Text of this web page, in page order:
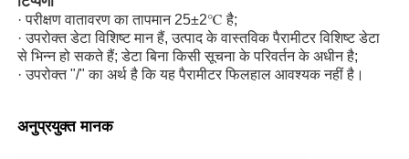
फैक्टरी यात्रा
· परीक्षण वातावरण का तापमान 25±2℃ है;
· उपरोक्त डेटा विशिष्ट मान हैं, उत्पाद के वास्तविक पैरामीटर विशिष्ट डेटा
से भिन्न हो सकते हैं; डेटा बिना किसी सूचना के परिवर्तन के अधीन है;
· उपरोक्त "/" का अर्थ है कि यह पैरामीटर फिलहाल आवश्यक नहीं है।
अनुप्रयुक्त मानक